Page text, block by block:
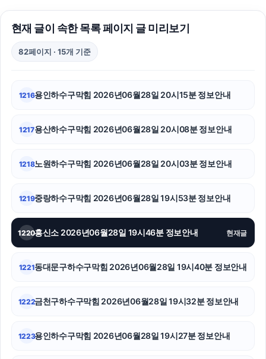
상간소송
유방암요양병원
수원피부과
흥신소
서울이혼전문변호사
부산휴대폰성지
현재 글이 속한 목록 페이지 글 미리보기
82페이지 · 15개 기준
1216용인하수구막힘 2026년06월28일 20시15분 정보안내
1217용산하수구막힘 2026년06월28일 20시08분 정보안내
1218노원하수구막힘 2026년06월28일 20시03분 정보안내
1219중랑하수구막힘 2026년06월28일 19시53분 정보안내
1220흥신소 2026년06월28일 19시46분 정보안내 현재글
1221동대문구하수구막힘 2026년06월28일 19시40분 정보안내
1222금천구하수구막힘 2026년06월28일 19시32분 정보안내
1223용인하수구막힘 2026년06월28일 19시27분 정보안내